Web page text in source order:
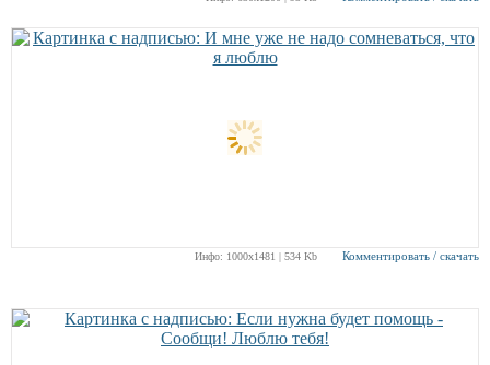
Инфо: 1000х1481 | 534 Kb Комментировать / скачать